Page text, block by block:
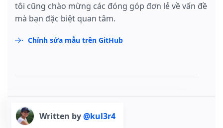
tôi cũng chào mừng các đóng góp đơn lẻ về vấn đề
mà bạn đặc biệt quan tâm.
Chỉnh sửa mẫu trên GitHub
Written by@kul3r4